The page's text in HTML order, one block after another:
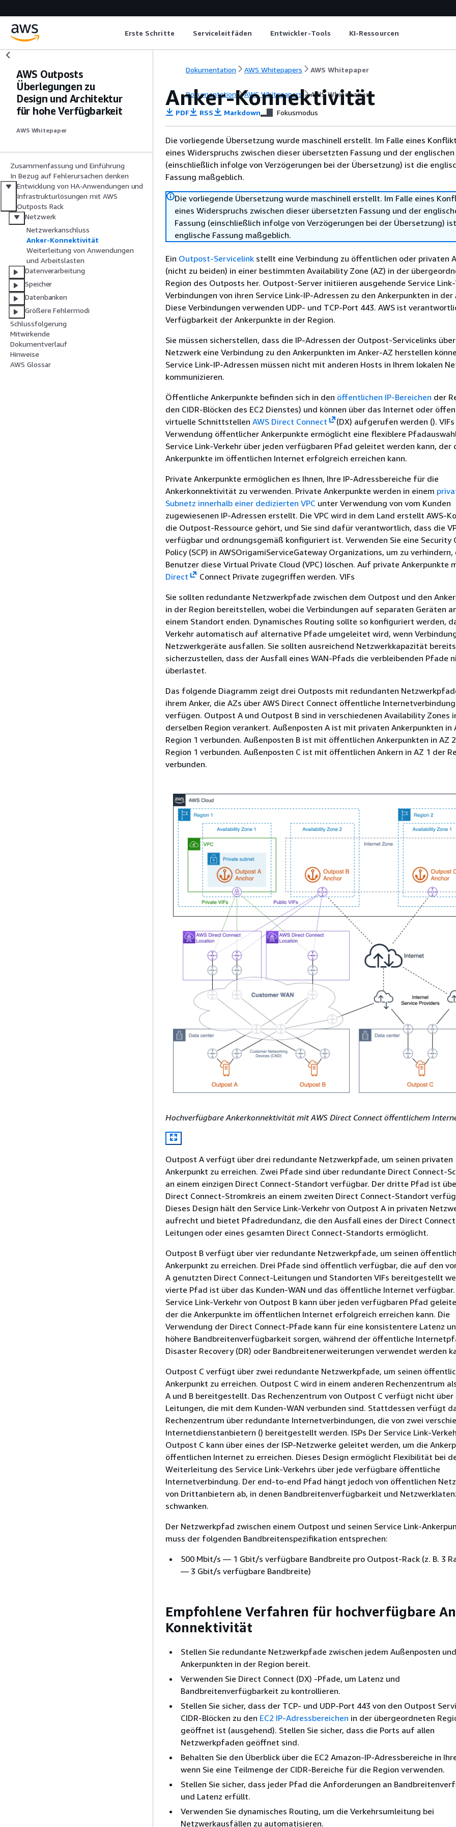
Erste Schritte Serviceleitfäden Entwickler-Tools KI-Ressourcen
AWS Outposts
Überlegungen zu
Design und Architektur
für hohe Verfügbarkeit
AWS Whitepaper
Zusammenfassung und Einführung
In Bezug auf Fehlerursachen denken
Entwicklung von HA-Anwendungen und
Infrastrukturlösungen mit AWS
Outposts Rack
Netzwerk
Netzwerkanschluss
Anker-Konnektivität
Weiterleitung von Anwendungen
und Arbeitslasten
Datenverarbeitung
Speicher
Datenbanken
Größere Fehlermodi
Schlussfolgerung
Mitwirkende
Dokumentverlauf
Hinweise
AWS Glossar
Dokumentation AWS Whitepapers AWS Whitepaper
Dokumentation AWS Whitepapers AWS Whitepaper
Anker-Konnektivität
PDF RSS Markdown Fokusmodus
Die vorliegende Übersetzung wurde maschinell erstellt. Im Falle eines
eines Widerspruchs zwischen dieser übersetzten Fassung und der englischen
(einschließlich infolge von Verzögerungen bei der Übersetzung) ist die
Fassung maßgeblich.
Die vorliegende Übersetzung wurde maschinell erstellt. Im Falle eines
eines Widerspruchs zwischen dieser übersetzten Fassung und der
Fassung (einschließlich infolge von Verzögerungen bei der Übersetzung)
englische Fassung maßgeblich.
Ein Outpost-Servicelink stellt eine Verbindung zu öffentlichen oder privaten
(nicht zu beiden) in einer bestimmten Availability Zone (AZ) in der
Region des Outposts her. Outpost-Server initiieren ausgehende Service Link-
Verbindungen von ihren Service Link-IP-Adressen zu den Ankerpunkten in der
Diese Verbindungen verwenden UDP- und TCP-Port 443. AWS ist
Verfügbarkeit der Ankerpunkte in der Region.
Sie müssen sicherstellen, dass die IP-Adressen der Outpost-Servicelinks
Netzwerk eine Verbindung zu den Ankerpunkten im Anker-AZ herstellen
Service Link-IP-Adressen müssen nicht mit anderen Hosts in Ihrem lokalen
kommunizieren.
Öffentliche Ankerpunkte befinden sich in den öffentlichen IP-Bereichen der
den CIDR-Blöcken des EC2 Dienstes) und können über das Internet oder
virtuelle Schnittstellen AWS Direct Connect
(DX) aufgerufen werden (). VIFs
Verwendung öffentlicher Ankerpunkte ermöglicht eine flexiblere
Service Link-Verkehr über jeden verfügbaren Pfad geleitet werden kann, der
Ankerpunkte im öffentlichen Internet erfolgreich erreichen kann.
Private Ankerpunkte ermöglichen es Ihnen, Ihre IP-Adressbereiche für die
Ankerkonnektivität zu verwenden. Private Ankerpunkte werden in einem
Subnetz innerhalb einer dedizierten VPC unter Verwendung von vom Kunden
zugewiesenen IP-Adressen erstellt. Die VPC wird in dem Land erstellt AWS-
die Outpost-Ressource gehört, und Sie sind dafür verantwortlich, dass die
verfügbar und ordnungsgemäß konfiguriert ist. Verwenden Sie eine Security
Policy (SCP) in AWSOrigamiServiceGateway Organizations, um zu verhindern,
Benutzer diese Virtual Private Cloud (VPC) löschen. Auf private Ankerpunkte
Direct
Connect Private zugegriffen werden. VIFs
Sie sollten redundante Netzwerkpfade zwischen dem Outpost und den
in der Region bereitstellen, wobei die Verbindungen auf separaten Geräten
einem Standort enden. Dynamisches Routing sollte so konfiguriert werden,
Verkehr automatisch auf alternative Pfade umgeleitet wird, wenn
Netzwerkgeräte ausfallen. Sie sollten ausreichend Netzwerkkapazität
sicherzustellen, dass der Ausfall eines WAN-Pfads die verbleibenden Pfade
überlastet.
Das folgende Diagramm zeigt drei Outposts mit redundanten
ihrem Anker, die AZs über AWS Direct Connect öffentliche
verfügen. Outpost A und Outpost B sind in verschiedenen Availability Zones
derselben Region verankert. Außenposten A ist mit privaten Ankerpunkten in
Region 1 verbunden. Außenposten B ist mit öffentlichen Ankerpunkten in AZ
Region 1 verbunden. Außenposten C ist mit öffentlichen Ankern in AZ 1 der
verbunden.
Hochverfügbare Ankerkonnektivität mit AWS Direct Connect öffentlichem
Outpost A verfügt über drei redundante Netzwerkpfade, um seinen privaten
Ankerpunkt zu erreichen. Zwei Pfade sind über redundante Direct Connect-
an einem einzigen Direct Connect-Standort verfügbar. Der dritte Pfad ist
Direct Connect-Stromkreis an einem zweiten Direct Connect-Standort
Dieses Design hält den Service Link-Verkehr von Outpost A in privaten
aufrecht und bietet Pfadredundanz, die den Ausfall eines der Direct
Leitungen oder eines gesamten Direct Connect-Standorts ermöglicht.
Outpost B verfügt über vier redundante Netzwerkpfade, um seinen
Ankerpunkt zu erreichen. Drei Pfade sind öffentlich verfügbar, die auf den
A genutzten Direct Connect-Leitungen und Standorten VIFs bereitgestellt
vierte Pfad ist über das Kunden-WAN und das öffentliche Internet
Service Link-Verkehr von Outpost B kann über jeden verfügbaren Pfad
der die Ankerpunkte im öffentlichen Internet erfolgreich erreichen kann. Die
Verwendung der Direct Connect-Pfade kann für eine konsistentere Latenz
höhere Bandbreitenverfügbarkeit sorgen, während der öffentliche
Disaster Recovery (DR) oder Bandbreitenerweiterungen verwendet werden
Outpost C verfügt über zwei redundante Netzwerkpfade, um seinen
Ankerpunkt zu erreichen. Outpost C wird in einem anderen Rechenzentrum
A und B bereitgestellt. Das Rechenzentrum von Outpost C verfügt nicht über
Leitungen, die mit dem Kunden-WAN verbunden sind. Stattdessen verfügt
Rechenzentrum über redundante Internetverbindungen, die von zwei
Internetdienstanbietern () bereitgestellt werden. ISPs Der Service Link-
Outpost C kann über eines der ISP-Netzwerke geleitet werden, um die
öffentlichen Internet zu erreichen. Dieses Design ermöglicht Flexibilität bei
Weiterleitung des Service Link-Verkehrs über jede verfügbare öffentliche
Internetverbindung. Der end-to-end Pfad hängt jedoch von öffentlichen
von Drittanbietern ab, in denen Bandbreitenverfügbarkeit und
schwanken.
Der Netzwerkpfad zwischen einem Outpost und seinen Service Link-
muss der folgenden Bandbreitenspezifikation entsprechen:
500 Mbit/s — 1 Gbit/s verfügbare Bandbreite pro Outpost-Rack (z. B. 3
— 3 Gbit/s verfügbare Bandbreite)
Empfohlene Verfahren für hochverfügbare
Konnektivität
Stellen Sie redundante Netzwerkpfade zwischen jedem Außenposten
Ankerpunkten in der Region bereit.
Verwenden Sie Direct Connect (DX) -Pfade, um Latenz und
Bandbreitenverfügbarkeit zu kontrollieren.
Stellen Sie sicher, dass der TCP- und UDP-Port 443 von den Outpost
CIDR-Blöcken zu den EC2 IP-Adressbereichen in der übergeordneten
geöffnet ist (ausgehend). Stellen Sie sicher, dass die Ports auf allen
Netzwerkpfaden geöffnet sind.
Behalten Sie den Überblick über die EC2 Amazon-IP-Adressbereiche in
wenn Sie eine Teilmenge der CIDR-Bereiche für die Region verwenden.
Stellen Sie sicher, dass jeder Pfad die Anforderungen an
und Latenz erfüllt.
Verwenden Sie dynamisches Routing, um die Verkehrsumleitung bei
Netzwerkausfällen zu automatisieren.